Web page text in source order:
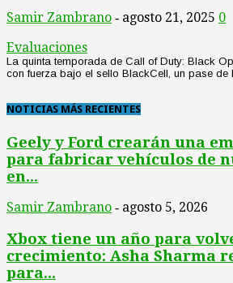
Samir Zambrano - agosto 21, 2025 0
Evaluaciones
La quinta temporada de Call of Duty: Black
con fuerza bajo el sello BlackCell, un pase de
NOTICIAS MÁS RECIENTES
Geely y Ford crearán una
para fabricar vehículos de
en...
Samir Zambrano - agosto 5, 2026
Xbox tiene un año para
crecimiento: Asha Sharma
para...